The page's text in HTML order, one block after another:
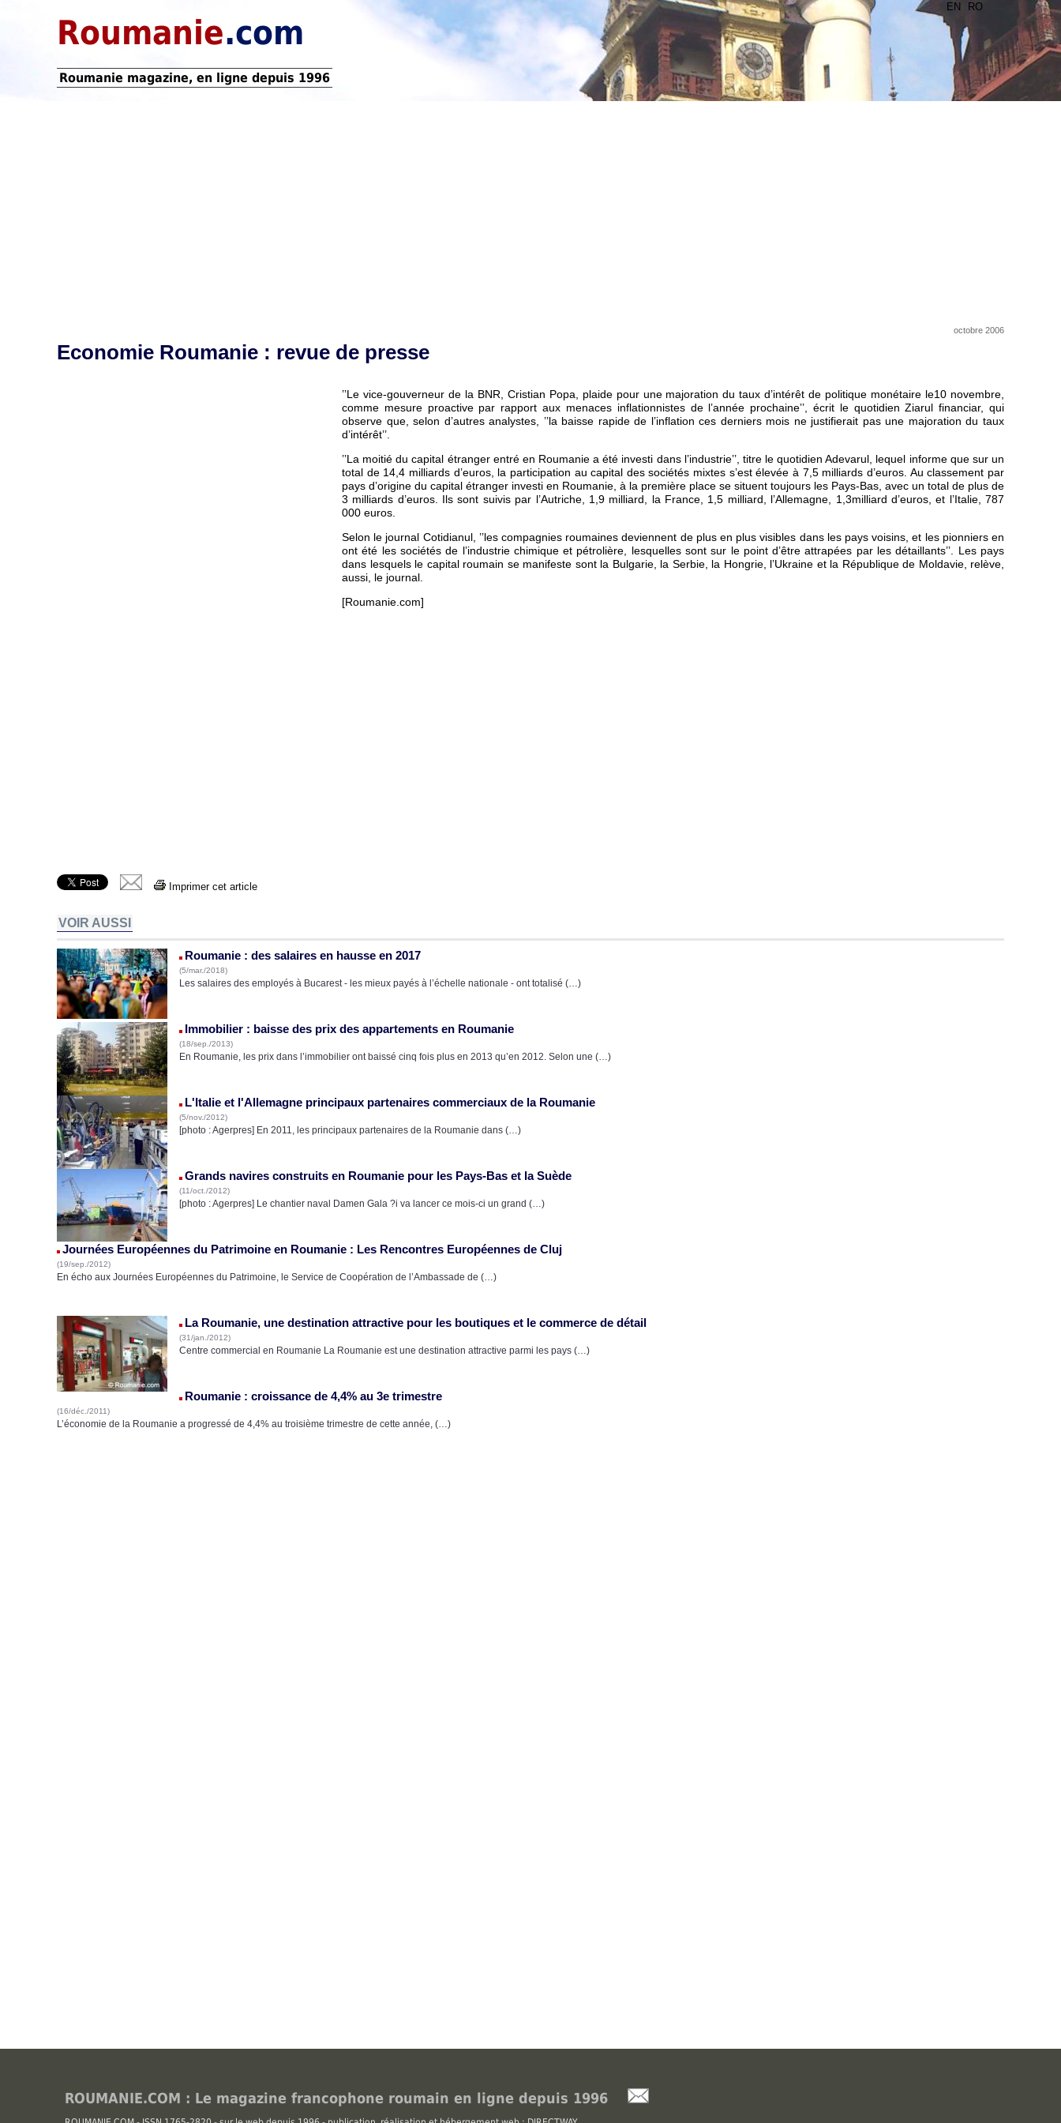
EN RO
Roumanie.com
Roumanie magazine, en ligne depuis 1996
octobre 2006
Economie Roumanie : revue de presse
’’Le vice-gouverneur de la BNR, Cristian Popa, plaide pour une majoration du taux d’intérêt de politique monétaire le10 novembre,
comme mesure proactive par rapport aux menaces inflationnistes de l’année prochaine’’, écrit le quotidien Ziarul financiar, qui
observe que, selon d’autres analystes, ’’la baisse rapide de l’inflation ces derniers mois ne justifierait pas une majoration du taux
d’intérêt’’.
’’La moitié du capital étranger entré en Roumanie a été investi dans l’industrie’’, titre le quotidien Adevarul, lequel informe que sur un
total de 14,4 milliards d’euros, la participation au capital des sociétés mixtes s’est élevée à 7,5 milliards d’euros. Au classement par
pays d’origine du capital étranger investi en Roumanie, à la première place se situent toujours les Pays-Bas, avec un total de plus de
3 milliards d’euros. Ils sont suivis par l’Autriche, 1,9 milliard, la France, 1,5 milliard, l’Allemagne, 1,3milliard d’euros, et l’Italie, 787
000 euros.
Selon le journal Cotidianul, ’’les compagnies roumaines deviennent de plus en plus visibles dans les pays voisins, et les pionniers en
ont été les sociétés de l’industrie chimique et pétrolière, lesquelles sont sur le point d’être attrapées par les détaillants’’. Les pays
dans lesquels le capital roumain se manifeste sont la Bulgarie, la Serbie, la Hongrie, l’Ukraine et la République de Moldavie, relève,
aussi, le journal.
[Roumanie.com]
Imprimer cet article
VOIR AUSSI
Roumanie : des salaires en hausse en 2017
(5/mar./2018)
Les salaires des employés à Bucarest - les mieux payés à l’échelle nationale - ont totalisé (…)
Immobilier : baisse des prix des appartements en Roumanie
(18/sep./2013)
En Roumanie, les prix dans l’immobilier ont baissé cinq fois plus en 2013 qu’en 2012. Selon une (…)
L'Italie et l'Allemagne principaux partenaires commerciaux de la Roumanie
(5/nov./2012)
[photo : Agerpres] En 2011, les principaux partenaires de la Roumanie dans (…)
Grands navires construits en Roumanie pour les Pays-Bas et la Suède
(11/oct./2012)
[photo : Agerpres] Le chantier naval Damen Gala ?i va lancer ce mois-ci un grand (…)
Journées Européennes du Patrimoine en Roumanie : Les Rencontres Européennes de Cluj
(19/sep./2012)
En écho aux Journées Européennes du Patrimoine, le Service de Coopération de l’Ambassade de (…)
La Roumanie, une destination attractive pour les boutiques et le commerce de détail
(31/jan./2012)
Centre commercial en Roumanie La Roumanie est une destination attractive parmi les pays (…)
Roumanie : croissance de 4,4% au 3e trimestre
(16/déc./2011)
L’économie de la Roumanie a progressé de 4,4% au troisième trimestre de cette année, (…)
ROUMANIE.COM : Le magazine francophone roumain en ligne depuis 1996